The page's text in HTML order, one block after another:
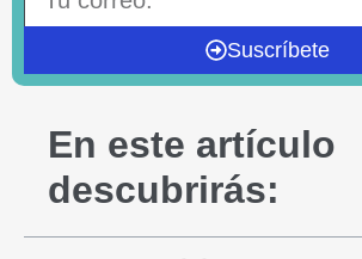
Suscríbete
En este artículo
descubrirás: